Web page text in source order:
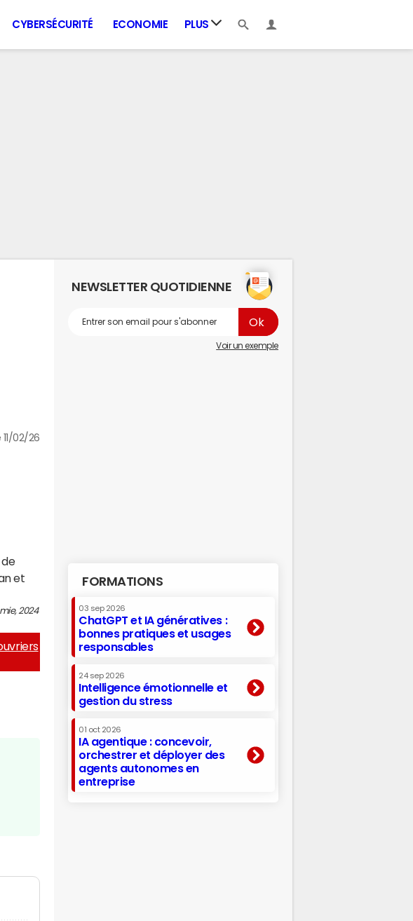
CYBERSÉCURITÉ ECONOMIE PLUS
11/02/26
de
et
2024
NEWSLETTER QUOTIDIENNE
Voir un exemple
FORMATIONS
03 sep 2026
ChatGPT et IA génératives :
bonnes pratiques et usages
responsables
24 sep 2026
Intelligence émotionnelle et
gestion du stress
01 oct 2026
IA agentique : concevoir,
orchestrer et déployer des
agents autonomes en
entreprise